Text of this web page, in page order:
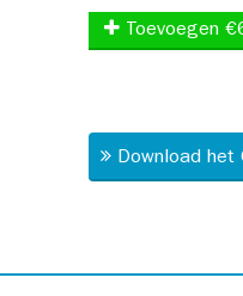
Toevoegen
Download